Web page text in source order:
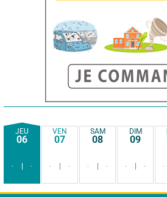
JEU
06
- -
VEN
07
- -
SAM
08
- -
DIM
09
- - -